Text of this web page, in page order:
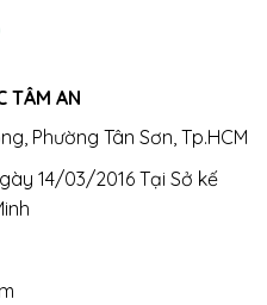
TÂM AN
Phường Tân Sơn, Tp.HCM
14/03/2016 Tại Sở kế